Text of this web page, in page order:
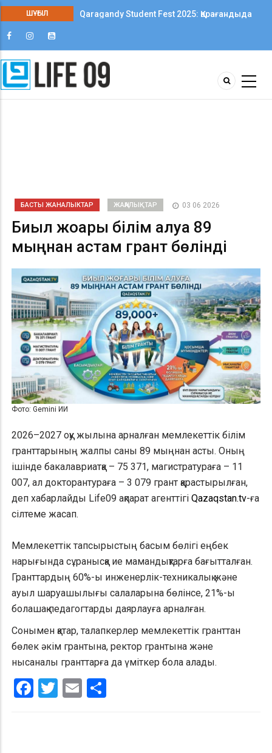
ШҰҒЫЛ
Qaragandy Student Fest 2025: Қарағандыда
БАСТЫ ЖАНАЛЫКТАР ЖАҢАЛЫҚТАР 03 06 2026
Биыл жоғары білім алуға 89
мыңнан астам грант бөлінді
Фото: Gemini ИИ
2026–2027 оқу жылына арналған мемлекеттік білім
гранттарының жалпы саны 89 мыңнан асты. Оның
ішінде бакалавриатқа – 75 371, магистратураға – 11
007, ал докторантураға – 3 079 грант қарастырылған,
деп хабарлайды Life09 ақпарат агенттігі Qazaqstan.tv-ға
сілтеме жасап.
Мемлекеттік тапсырыстың басым бөлігі еңбек
нарығында сұранысқа ие мамандықтарға бағытталған.
Гранттардың 60%-ы инженерлік-техникалық және
ауыл шаруашылығы салаларына бөлінсе, 21%-ы
болашақ педагогтарды даярлауға арналған.
Сонымен қатар, талапкерлер мемлекеттік гранттан
бөлек әкім грантына, ректор грантына және
нысаналы гранттарға да үміткер бола алады.
Facebook
Twitter
Email